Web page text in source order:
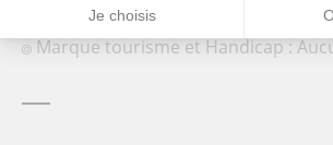
Descriptif handicap auditif : Aucune
Marque tourisme et Handicap :
Je choisis